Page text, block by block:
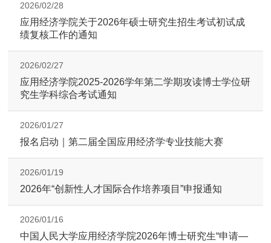
2026/02/28
应用经济学院关于2026年硕士研究生招生考试初试成
绩复核工作的通知
2026/02/27
应用经济学院2025-2026学年第二学期攻读博士学位研
究生学科综合考试通知
2026/01/27
报名启动｜第二届全国应用经济学专业技能大赛
2026/01/19
2026年“创新性人才国际合作培养项目”申报通知
2026/01/16
中国人民大学应用经济学院2026年博士研究生“申请—